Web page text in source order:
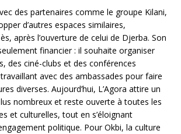
des partenaires comme le groupe Kilani,
d’autres espaces similaires,
après l’ouverture de celui de Djerba. Son
financier : il souhaite organiser
des ciné-clubs et des conférences
avec des ambassades pour faire
diverses. Aujourd’hui, L’Agora attire un
nombreux et reste ouverte à toutes les
et culturelles, tout en s’éloignant
politique. Pour Okbi, la culture